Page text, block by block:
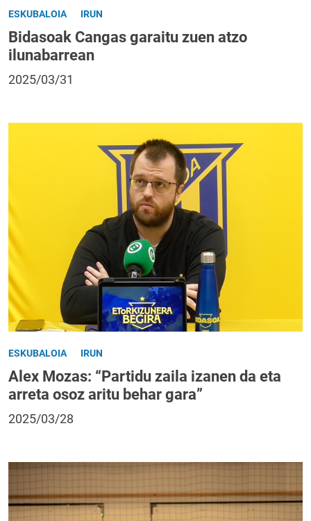
ESKUBALOIA IRUN
Bidasoak Cangas garaitu zuen atzo
ilunabarrean
2025/03/31
ESKUBALOIA IRUN
Alex Mozas: “Partidu zaila izanen da eta
arreta osoz aritu behar gara”
2025/03/28